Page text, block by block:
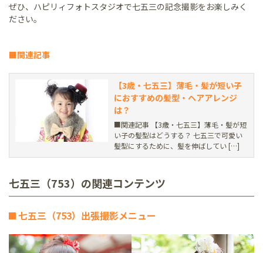
ぜひ、ハピリィフォトスタジオで七五三の記念撮影をお楽しみく
ださい。
■関連記事
【3歳・七五三】薄毛・髪が短い子
におすすめの髪型・ヘアアレンジ
は？
■関連記事 【3歳・七五三】薄毛・髪が短
い子の髪型はどうする？ 七五三で可愛い
髪型にするために、髪を伸ばしてい […]
七五三（753）の関連コンテンツ
七五三（753）出張撮影メニュー